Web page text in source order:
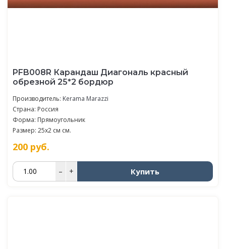
PFB008R Карандаш Диагональ красный
обрезной 25*2 бордюр
Производитель: Kerama Marazzi
Страна: Россия
Форма: Прямоугольник
Размер: 25x2 см см.
200 руб.
– + Купить